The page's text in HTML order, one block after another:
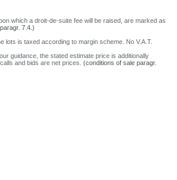
which a droit-de-suite fee will be raised, are marked as
7.4.)
lots is taxed according to margin scheme. No V.A.T.
guidance, the stated estimate price is additionally
and bids are net prices. (conditions of sale paragr.